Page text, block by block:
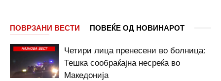
ПОВРЗАНИ ВЕСТИ ПОВЕЌЕ ОД НОВИНАРОТ
Четири лица пренесени во болница:
Тешка сообраќајна несреќа во
Македонија